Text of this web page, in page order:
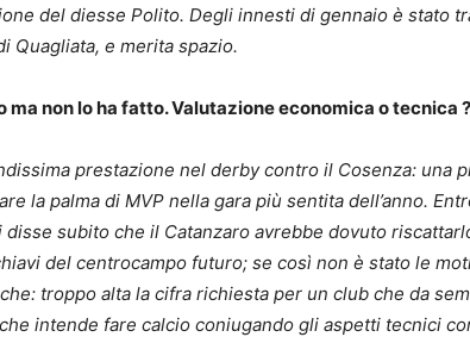
del diesse Polito. Degli innesti di gennaio è stato
Quagliata, e merita spazio.
non lo ha fatto. Valutazione economica o tecnica ?
prestazione nel derby contro il Cosenza: una
la palma di MVP nella gara più sentita dell’anno.
subito che il Catanzaro avrebbe dovuto
del centrocampo futuro; se così non è stato le
troppo alta la cifra richiesta per un club che da
intende fare calcio coniugando gli aspetti tecnici